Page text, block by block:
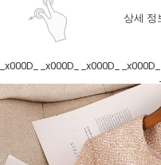
상세 정
_x000D_ _x000D_ _x000D_ _x000D_